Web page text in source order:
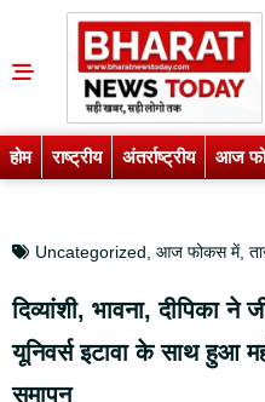
होम राष्ट्रीय अंतर्राष्ट्रीय आज
Uncategorized आज फोकस में,
दिव्यांशी, भावना, दीपिका ने
यूनिवर्स इटावा के साथ हुआ
समापन